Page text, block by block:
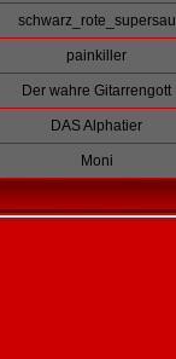
schwarz_rote_supersau
painkiller
Der wahre Gitarrengott
DAS Alphatier
Moni